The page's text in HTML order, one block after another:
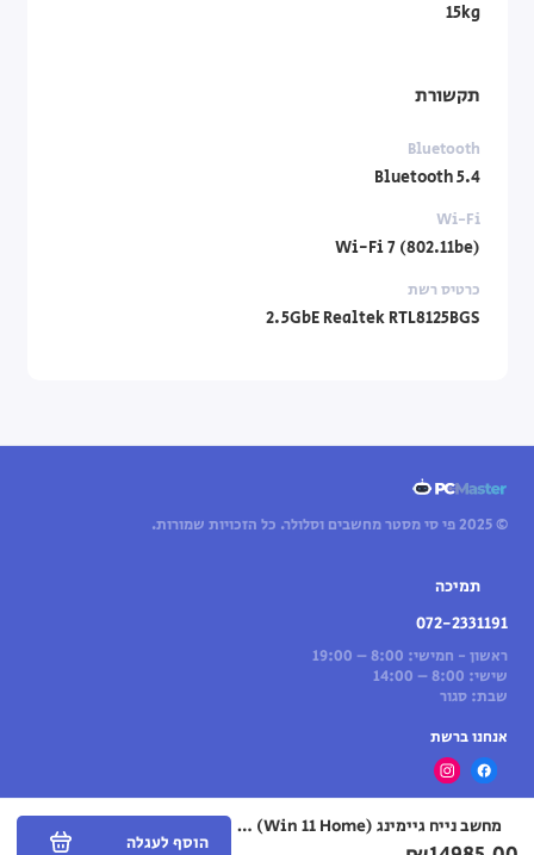
מחשב נייח גיימינג Lenovo Legion T5 30AGB10 Ryzen 9 7950X3D RTX 5070 Ti 64GB 2TB (Win 11 Home) — (שחור) Eclipse Black
הוסף לעגלה
15kg
תקשורת
Bluetooth
Bluetooth 5.4
Wi-Fi
Wi-Fi 7 (802.11be)
כרטיס רשת
2.5GbE Realtek RTL8125BGS
© 2025 פי סי מסטר מחשבים וסלולר. כל הזכויות שמורות.
תמיכה
072-2331191
ראשון - חמישי: 8:00 – 19:00
שישי: 8:00 – 14:00
שבת: סגור
אנחנו ברשת